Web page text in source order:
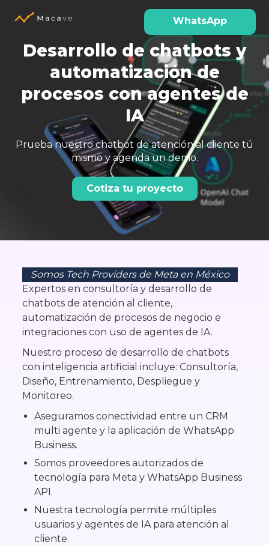
WhatsApp
Desarrollo de chatbots y
automatización de
procesos con agentes de
IA
Prueba nuestro chatbot de atención al cliente tú
mismo y agenda un demo.
Cotiza tu proyecto
Somos Tech Providers de Meta en México
Expertos en consultoría y desarrollo de
chatbots de atención al cliente,
automatización de procesos de negocio e
integraciones con uso de agentes de IA.
Nuestro proceso de desarrollo de chatbots
con inteligencia artificial incluye: Consultoría,
Diseño, Entrenamiento, Despliegue y
Monitoreo.
Aseguramos conectividad entre un CRM
multi agente y la aplicación de WhatsApp
Business.
Somos proveedores autorizados de
tecnología para Meta y WhatsApp Business
API.
Nuestra tecnología permite múltiples
usuarios y agentes de IA para atención al
cliente.